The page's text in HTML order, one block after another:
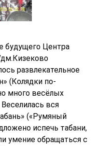
будущего Центра
развлекательное
(Колядки по-
много весёлых
вся
(«Румяный
испечь табани,
умение обращаться с